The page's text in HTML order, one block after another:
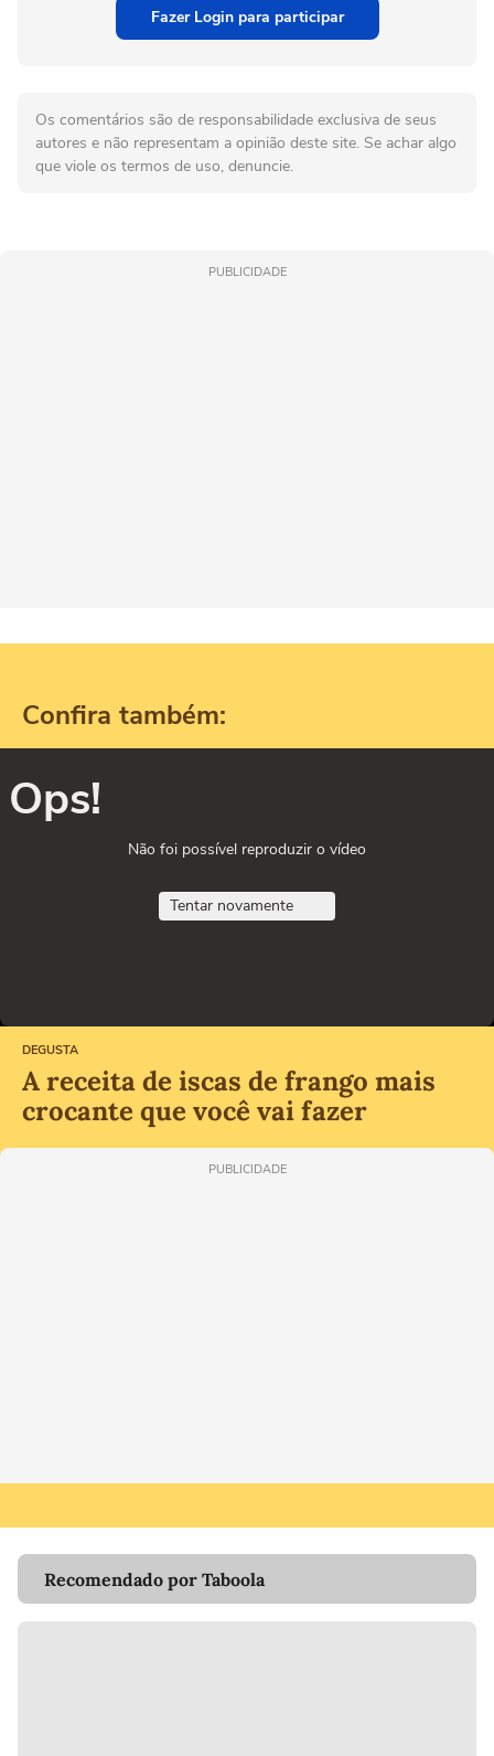
Fazer Login para participar
Os comentários são de responsabilidade exclusiva de seus
autores e não representam a opinião deste site. Se achar algo
que viole os termos de uso, denuncie.
PUBLICIDADE
Confira também:
Ops!
Não foi possível reproduzir o vídeo
Tentar novamente
DEGUSTA
A receita de iscas de frango mais
crocante que você vai fazer
PUBLICIDADE
Recomendado por Taboola